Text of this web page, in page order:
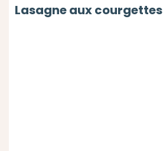
Lasagne aux courgettes